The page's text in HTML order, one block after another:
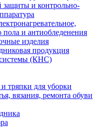
защиты и контрольно-
пола и антиобледенения
изделия
продукция
(КНС)
тряпки для уборки
вязания, ремонта обуви